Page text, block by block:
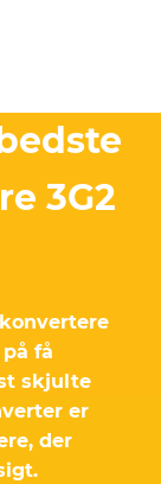
3G2
få
skjulte
er
der